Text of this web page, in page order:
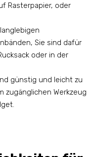
Rasterpapier, oder
Sie sind dafür
oder in der
günstig und leicht zu
zugänglichen Werkzeug